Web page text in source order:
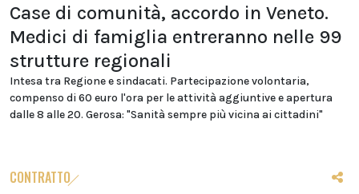
Case di comunità, accordo in Veneto.
Medici di famiglia entreranno nelle 99
strutture regionali
Intesa tra Regione e sindacati. Partecipazione volontaria,
compenso di 60 euro l'ora per le attività aggiuntive e apertura
dalle 8 alle 20. Gerosa: "Sanità sempre più vicina ai cittadini"
CONTRATTO